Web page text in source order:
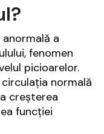
a
fenomen
picioarelor.
normală
creșterea
funcției